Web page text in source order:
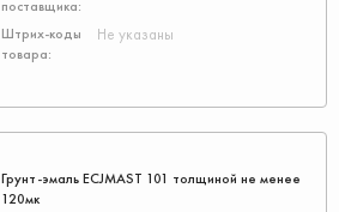
Не указаны
Грунт-эмаль ECJMAST 101 толщиной не менее
120мк